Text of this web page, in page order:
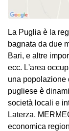
La Puglia è la
bagnata da due
Bari, e altre
ecc. L'area
una popolazione
pugliese è
società locali e
Laterza,
economica